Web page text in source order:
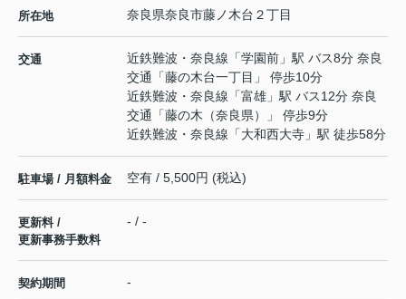
所在地 奈良県奈良市藤ノ木台 ２丁目
交通 近鉄難波・奈良線 「学園前 」駅 バス8分 奈良
交通「藤の木台一丁目」 停歩10分
近鉄難波・奈良線 「富雄 」駅 バス12分 奈良
交通「藤の木（奈良県）」 停歩9分
近鉄難波・奈良線 「大和西大寺 」駅 徒歩58分
駐車場 / 月額料金 空有 / 5,500円 (税込)
更新料 /
更新事務手数料
- / -
契約期間 -